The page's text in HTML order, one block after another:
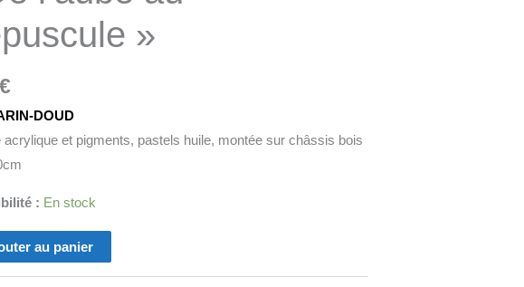
»
€
DOUD
acrylique et pigments, pastels huile, montée sur châssis bois
: En stock
au panier